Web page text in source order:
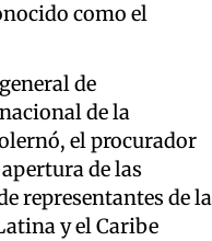
como el
de
de la
el procurador
de las
representantes de la
y el Caribe